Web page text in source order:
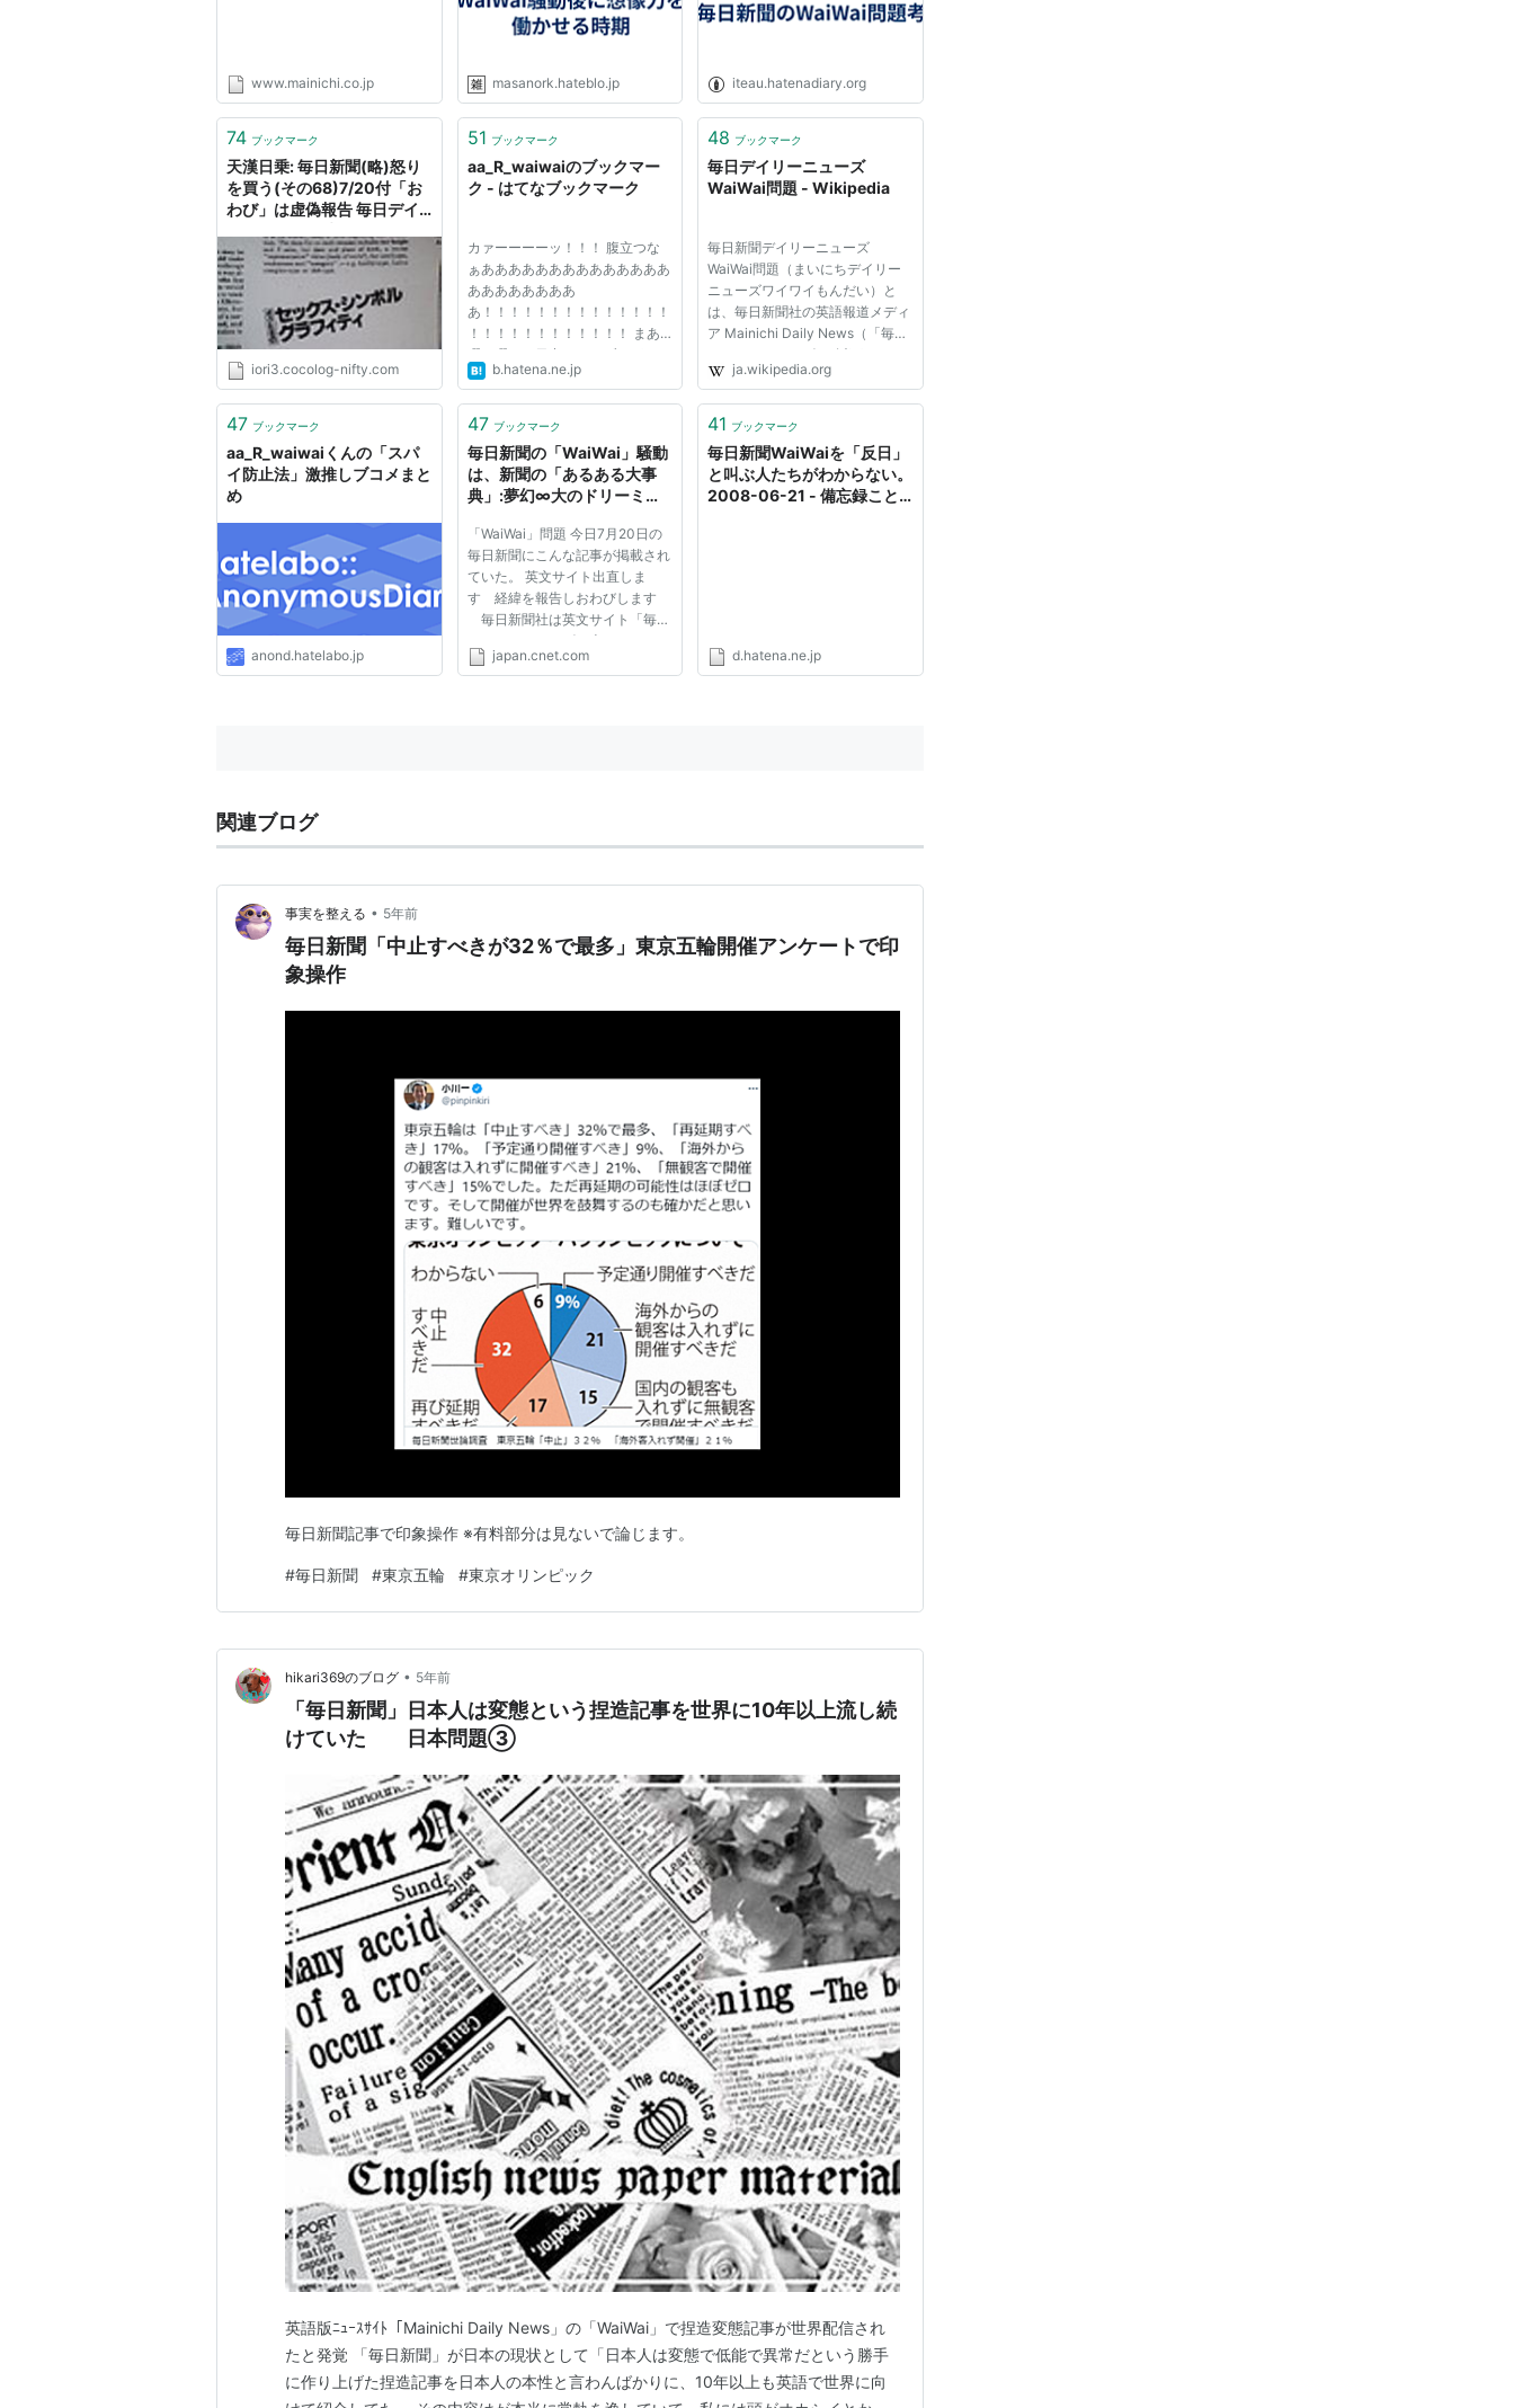
www.mainichi.co.jp masanork.hateblo.jp iteau.hatenadiary.org
74 ブックマーク
天漢日乗: 毎日新聞(略)怒り
を買う(その68)7/20付「お
わび」は虚偽報告 毎日デイ
10月5日号付"WaiWai"で
「『受験生』バカ母SEX献身
の実例」日本人スタッフが
iori3.cocolog-nifty.com
51 ブックマーク
aa_R_waiwaiのブックマー
ク - はてなブックマーク
カァーーーーッ！！！ 腹立つな
ぁああああああああああああああ
ああああああああ
あ！！！！！！！！！！！！！！
！！！！！！！！！！！！ まあ
暇で暇で一日中ドアノブをガチャ
ガチャして遊ぶくらいしかやる事
は細かく追っかければ良いと思う
んだけど、増田に「ヨッピーこの
野郎！」みた...
b.hatena.ne.jp
48 ブックマーク
毎日デイリーニューズ
WaiWai問題 - Wikipedia
毎日新聞デイリーニューズ
WaiWai問題（まいにちデイリー
ニューズワイワイもんだい）と
は、毎日新聞社の英語報道メディ
ア Mainichi Daily News（「毎日
デイリーニューズ」; 以下
「MDN」）で、コラム
新聞記者であるライアン・コネル
が、低俗な内容、誇張や虚構に基
づき、特に女性を貶める内...
ja.wikipedia.org
47 ブックマーク
aa_R_waiwaiくんの「スパ
イ防止法」激推しブコメまと
め
anond.hatelabo.jp
47 ブックマーク
毎日新聞の「WaiWai」騒動
は、新聞の「あるある大事
典」:夢幻∞大のドリーミン
「WaiWai」問題 今日7月20日の
毎日新聞にこんな記事が掲載され
ていた。 英文サイト出直しま
す 経緯を報告しおわびします
毎日新聞社は英文サイト「毎日
デイリーニューズ」上のコラム
「WaiWai」に、極めて不適切な
japan.cnet.com
41 ブックマーク
毎日新聞WaiWaiを「反日」
と叫ぶ人たちがわからない。
2008-06-21 - 備忘録こと
d.hatena.ne.jp
関連ブログ
事実を整える • 5年前
毎日新聞「中止すべきが32％で最多」東京五輪開催アンケートで印
象操作
毎日新聞記事で印象操作 ※有料部分は見ないで論じます。
#毎日新聞 #東京五輪 #東京オリンピック
hikari369のブログ • 5年前
「毎日新聞」日本人は変態という捏造記事を世界に10年以上流し続
けていた 日本問題③
英語版ﾆｭｰｽｻｲﾄ「Mainichi Daily News」の「WaiWai」で捏造変態記事が世界配信され
たと発覚 「毎日新聞」が日本の現状として「日本人は変態で低能で異常だという勝手
に作り上げた捏造記事を日本人の本性と言わんばかりに、10年以上も英語で世界に向